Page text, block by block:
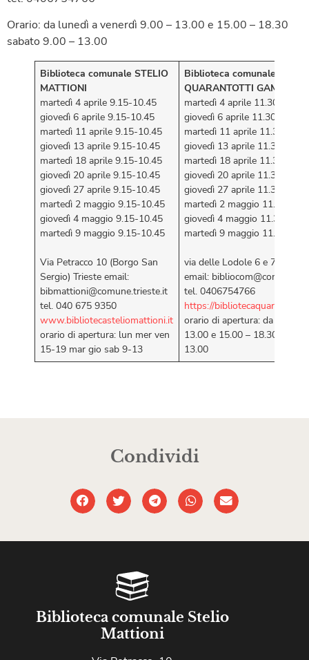
Orario: da lunedì a venerdì 9.00 – 13.00 e 15.00 – 18.30
sabato 9.00 – 13.00
Biblioteca comunale STELIO
MATTIONI
martedì 4 aprile 9.15-10.45
giovedì 6 aprile 9.15-10.45
martedì 11 aprile 9.15-10.45
giovedì 13 aprile 9.15-10.45
martedì 18 aprile 9.15-10.45
giovedì 20 aprile 9.15-10.45
giovedì 27 aprile 9.15-10.45
martedì 2 maggio 9.15-10.45
giovedì 4 maggio 9.15-10.45
martedì 9 maggio 9.15-10.45
Via Petracco 10 (Borgo San
Sergio) Trieste email:
bibmattioni@comune.trieste.it
tel. 040 675 9350
www.bibliotecasteliomattioni.it
orario di apertura: lun mer ven
15-19 mar gio sab 9-13
Biblioteca comunale
QUARANTOTTI GAMBINI
martedì 4 aprile 11.30-13.00
giovedì 6 aprile 11.30-13.00
martedì 11 aprile 11.30-
giovedì 13 aprile 11.30-
martedì 18 aprile 11.30-
giovedì 20 aprile 11.30-
giovedì 27 aprile 11.30-
martedì 2 maggio 11.30-
giovedì 4 maggio 11.30-
martedì 9 maggio 11.30-
via delle Lodole 6 e 7/a (San
email:
tel. 0406754766
https://
orario di apertura: da lun a
13.00 e 15.00 – 18.30
13.00
Condividi
Biblioteca comunale Stelio
Mattioni